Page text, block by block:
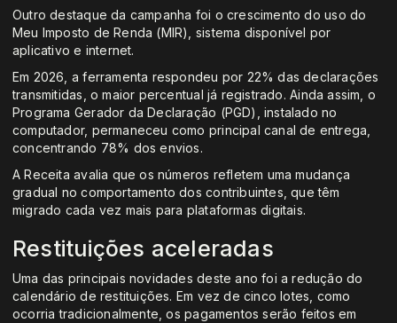
Outro destaque da campanha foi o crescimento do uso do
Meu Imposto de Renda (MIR), sistema disponível por
aplicativo e internet.
Em 2026, a ferramenta respondeu por 22% das declarações
transmitidas, o maior percentual já registrado. Ainda assim, o
Programa Gerador da Declaração (PGD), instalado no
computador, permaneceu como principal canal de entrega,
concentrando 78% dos envios.
A Receita avalia que os números refletem uma mudança
gradual no comportamento dos contribuintes, que têm
migrado cada vez mais para plataformas digitais.
Restituições aceleradas
Uma das principais novidades deste ano foi a redução do
calendário de restituições. Em vez de cinco lotes, como
ocorria tradicionalmente, os pagamentos serão feitos em